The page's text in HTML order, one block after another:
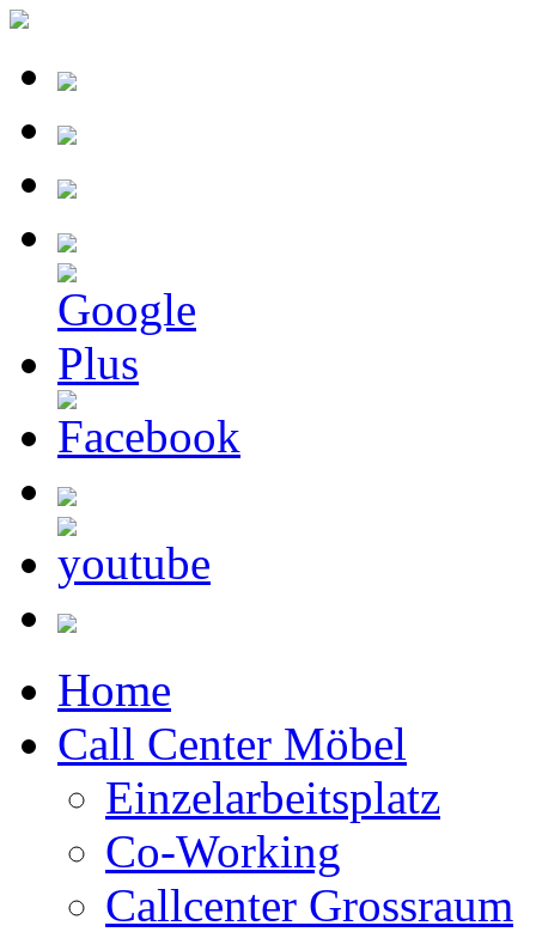
Home
Call Center Möbel
Einzelarbeitsplatz
Co-Working
Callcenter Grossraum